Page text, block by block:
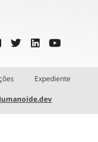
Expediente